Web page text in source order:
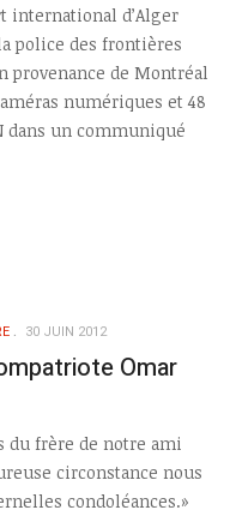
international d’Alger
police des frontières
provenance de Montréal
numériques et 48
dans un communiqué
30 JUIN 2012
Omar
du frère de notre ami
circonstance nous
condoléances.»